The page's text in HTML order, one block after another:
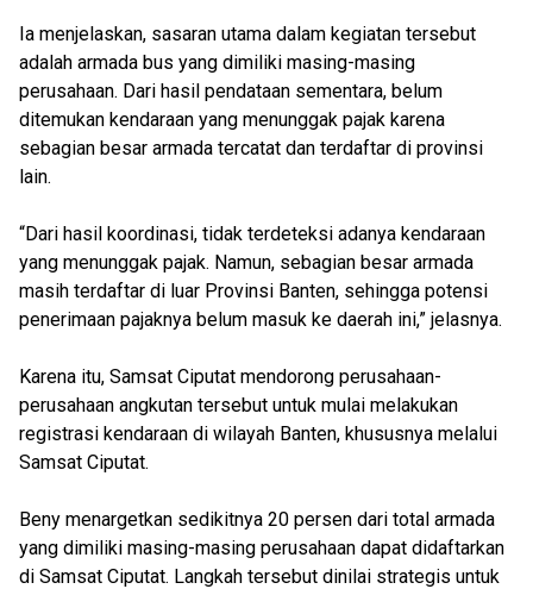
Ia menjelaskan, sasaran utama dalam kegiatan tersebut
adalah armada bus yang dimiliki masing-masing
perusahaan. Dari hasil pendataan sementara, belum
ditemukan kendaraan yang menunggak pajak karena
sebagian besar armada tercatat dan terdaftar di provinsi
lain.
“Dari hasil koordinasi, tidak terdeteksi adanya kendaraan
yang menunggak pajak. Namun, sebagian besar armada
masih terdaftar di luar Provinsi Banten, sehingga potensi
penerimaan pajaknya belum masuk ke daerah ini,” jelasnya.
Karena itu, Samsat Ciputat mendorong perusahaan-
perusahaan angkutan tersebut untuk mulai melakukan
registrasi kendaraan di wilayah Banten, khususnya melalui
Samsat Ciputat.
Beny menargetkan sedikitnya 20 persen dari total armada
yang dimiliki masing-masing perusahaan dapat didaftarkan
di Samsat Ciputat. Langkah tersebut dinilai strategis untuk